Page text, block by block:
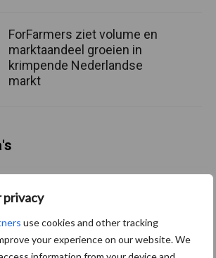
privacy
use cookies and other tracking
your experience on our website. We
ForFarmers ziet volume en
marktaandeel groeien in
krimpende Nederlandse
markt